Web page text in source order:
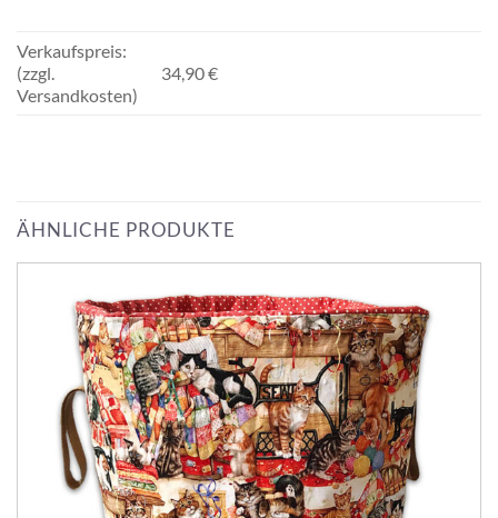
Verkaufspreis:
(zzgl.
Versandkosten)
34,90 €
ÄHNLICHE PRODUKTE